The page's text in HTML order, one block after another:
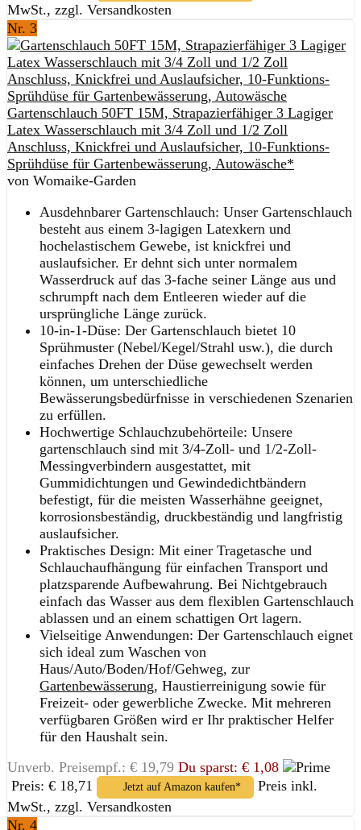
MwSt., zzgl. Versandkosten
Nr. 3
Gartenschlauch 50FT 15M, Strapazierfähiger 3 Lagiger
Latex Wasserschlauch mit 3/4 Zoll und 1/2 Zoll
Anschluss, Knickfrei und Auslaufsicher, 10-Funktions-
Sprühdüse für Gartenbewässerung, Autowäsche*
von Womaike-Garden
Ausdehnbarer Gartenschlauch: Unser Gartenschlauch
besteht aus einem 3-lagigen Latexkern und
hochelastischem Gewebe, ist knickfrei und
auslaufsicher. Er dehnt sich unter normalem
Wasserdruck auf das 3-fache seiner Länge aus und
schrumpft nach dem Entleeren wieder auf die
ursprüngliche Länge zurück.
10-in-1-Düse: Der Gartenschlauch bietet 10
Sprühmuster (Nebel/Kegel/Strahl usw.), die durch
einfaches Drehen der Düse gewechselt werden
können, um unterschiedliche
Bewässerungsbedürfnisse in verschiedenen Szenarien
zu erfüllen.
Hochwertige Schlauchzubehörteile: Unsere
gartenschlauch sind mit 3/4-Zoll- und 1/2-Zoll-
Messingverbindern ausgestattet, mit
Gummidichtungen und Gewindedichtbändern
befestigt, für die meisten Wasserhähne geeignet,
korrosionsbeständig, druckbeständig und langfristig
auslaufsicher.
Praktisches Design: Mit einer Tragetasche und
Schlauchaufhängung für einfachen Transport und
platzsparende Aufbewahrung. Bei Nichtgebrauch
einfach das Wasser aus dem flexiblen Gartenschlauch
ablassen und an einem schattigen Ort lagern.
Vielseitige Anwendungen: Der Gartenschlauch eignet
sich ideal zum Waschen von
Haus/Auto/Boden/Hof/Gehweg, zur
Gartenbewässerung, Haustierreinigung sowie für
Freizeit- oder gewerbliche Zwecke. Mit mehreren
verfügbaren Größen wird er Ihr praktischer Helfer
für den Haushalt sein.
Unverb. Preisempf.: € 19,79 Du sparst: € 1,08
Preis: € 18,71
Jetzt auf Amazon kaufen*
Preis inkl.
MwSt., zzgl. Versandkosten
Nr. 4